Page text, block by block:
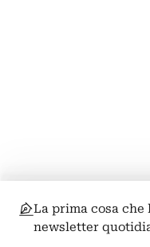
La prima cosa
newsletter